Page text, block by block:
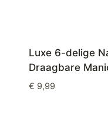
Luxe 6-delige
Draagbare
€ 9,99